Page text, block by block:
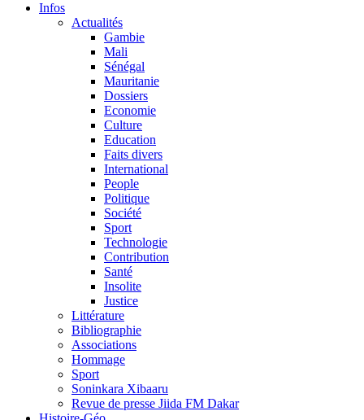
Infos
Actualités
Gambie
Mali
Sénégal
Mauritanie
Dossiers
Economie
Culture
Education
Faits divers
International
People
Politique
Société
Sport
Technologie
Contribution
Santé
Insolite
Justice
Littérature
Bibliographie
Associations
Hommage
Sport
Soninkara Xibaaru
Revue de presse Jiida FM Dakar